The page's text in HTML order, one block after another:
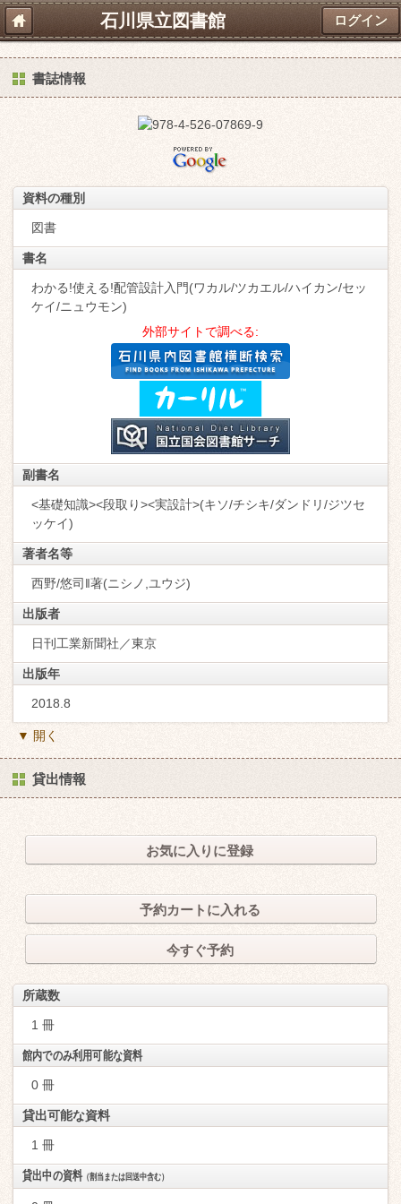
石川県立図書館 ログイン
書誌情報
資料の種別
図書
書名
わかる!使える!配管設計入門(ワカル/ツカエル/ハイカン/セッ
ケイ/ニュウモン)
外部サイトで調べる:
副書名
<基礎知識><段取り><実設計>(キソ/チシキ/ダンドリ/ジツセ
ッケイ)
著者名等
西野/悠司‖著(ニシノ,ユウジ)
出版者
日刊工業新聞社／東京
出版年
2018.8
▼ 開く
貸出情報
お気に入りに登録
予約カートに入れる
今すぐ予約
所蔵数
1 冊
館内でのみ利用可能な資料
0 冊
貸出可能な資料
1 冊
貸出中の資料（割当または回送中含む）